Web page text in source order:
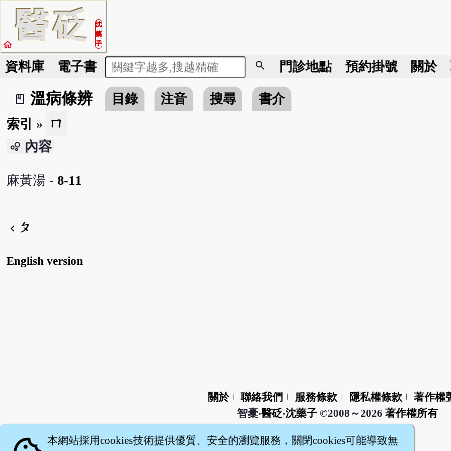
醫砭
沈
藥
子
home
資料庫 電子書 search 門診地點 預約掛號 關於
book_2
溫病條辨 目錄 注音 搜尋
書介
索引
» ㄇ
bubble_chart 內容
麻黃湯 - 8-11
chevron_left ㄆ
English version
關於 聯絡我們 服務條款 隱私權條款
著作權
智橐‧醫砭‧沈藥子©2008～2026 著作權所有
本網站採用cookies技術提供優質、安全的瀏覽服務，關閉cookies可能導致無